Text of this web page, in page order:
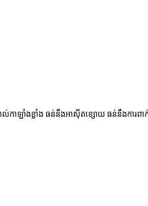
ាឡាំងខ្លាំង ធន់នឹងអាស៊ីតខ្សោយ ធន់នឹងការព